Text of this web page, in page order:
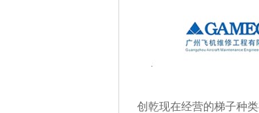
创乾现在经营的梯子种类